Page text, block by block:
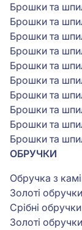
Брошки та
Брошки та
Брошки та
Брошки та
Брошки та
Брошки та
Брошки та
Брошки та
Брошки та
Брошки та
ОБРУЧКИ
Обручка з
Золоті
Срібні
Золоті